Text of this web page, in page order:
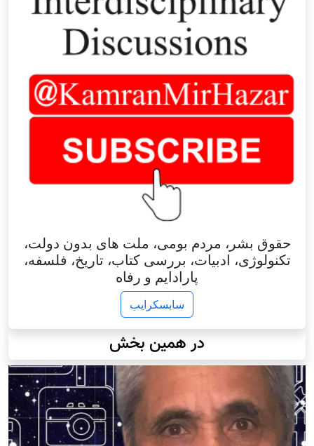
حقوق بشر، مردم بومی، ملت های بدون دولت،
تکنولوژی، ادبیات، بررسی کتاب، تاریخ، فلسفه،
پارادایم و رفاه
سابسکرایب
در همین بخش